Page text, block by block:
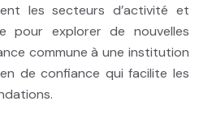
les secteurs d’activité et
pour explorer de nouvelles
commune à une institution
de confiance qui facilite les